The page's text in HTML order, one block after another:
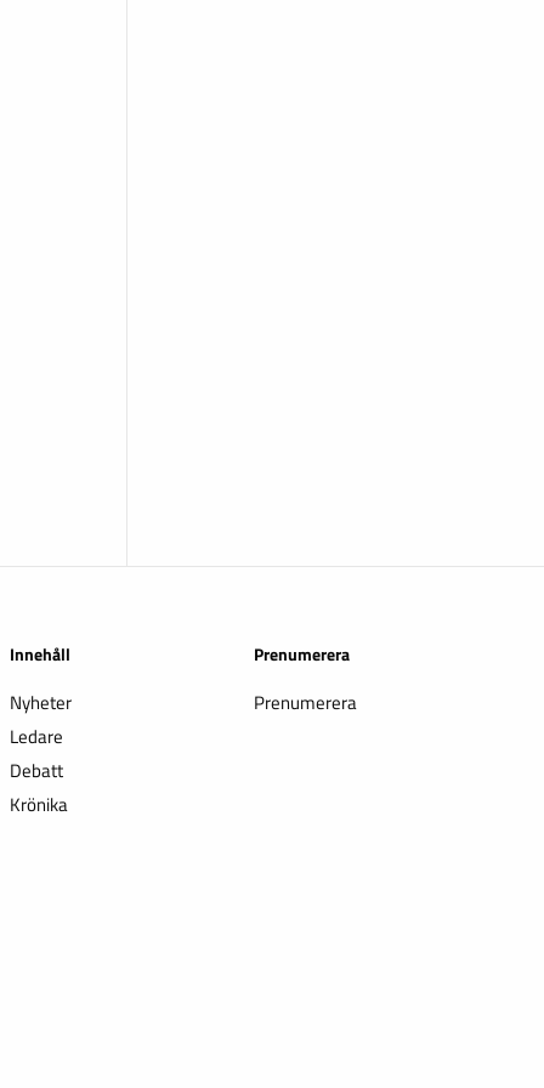
Innehåll
Nyheter
Ledare
Debatt
Krönika
Prenumerera
Prenumerera